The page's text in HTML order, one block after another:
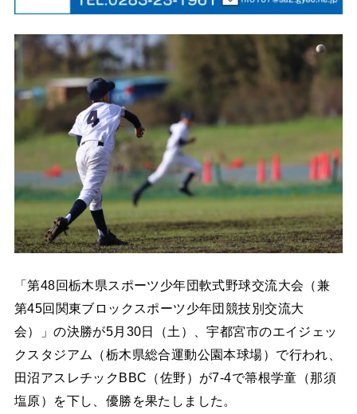
「第48回栃木県スポーツ少年団軟式野球交流大会（兼
第45回関東ブロックスポーツ少年団競技別交流大
会）」の決勝が5月30日（土）、宇都宮市のエイジェッ
クスタジアム（栃木県総合運動公園本球場）で行われ、
田沼アスレチックBBC（佐野）が7-4で箒根学童（那須
塩原）を下し、優勝を果たしました。